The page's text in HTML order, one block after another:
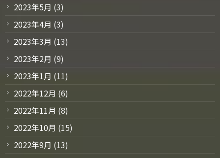
2023年5月 (3)
2023年4月 (3)
2023年3月 (13)
2023年2月 (9)
2023年1月 (11)
2022年12月 (6)
2022年11月 (8)
2022年10月 (15)
2022年9月 (13)